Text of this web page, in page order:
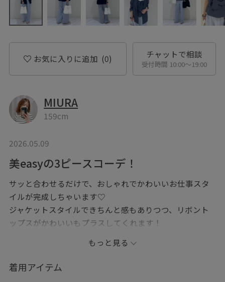
お気に入りに追加 (0) チャットで相談
受付時間 10:00〜19:00
MIURA
159cm
2026.05.09
美easyの3ピースコーデ！
サッと合わせるだけで、おしゃれでかわいいお仕事スタ
イルが完成しちゃいます♡
ジャケットスタイルできちんと感もありつつ、リボント
ップスがかわいいもプラスしてくれます！
＊記載のないものは私物です。
【Instagram】
もっと見る
着用アイテム